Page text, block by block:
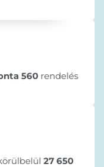
560 rendelés
27 650